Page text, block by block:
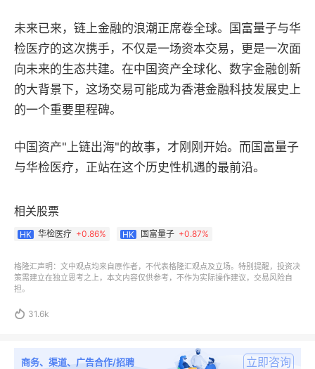
未来已来，链上金融的浪潮正席卷全球。国富量子与华
检医疗的这次携手，不仅是一场资本交易，更是一次面
向未来的生态共建。在中国资产全球化、数字金融创新
的大背景下，这场交易可能成为香港金融科技发展史上
的一个重要里程碑。
中国资产"上链出海"的故事，才刚刚开始。而国富量子
与华检医疗，正站在这个历史性机遇的最前沿。
相关股票
HK 华检医疗 +0.86% HK 国富量子 +0.87%
格隆汇声明：文中观点均来自原作者，不代表格隆汇观点及立场。特别提醒，投资决
策需建立在独立思考之上，本文内容仅供参考，不作为实际操作建议，交易风险自
担。
 31.6k
商务、渠道、广告合作/招聘 立即咨询